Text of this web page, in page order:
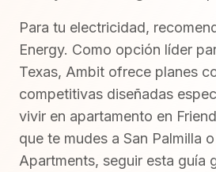
Para tu electricidad,
Energy. Como opción líder
Texas, Ambit ofrece planes
competitivas diseñadas
vivir en apartamento en
que te mudes a San Palmilla
Apartments, seguir esta guía